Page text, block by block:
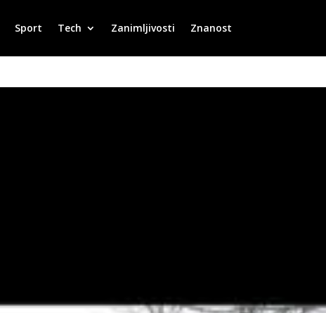
Sport Tech Zanimljivosti Znanost